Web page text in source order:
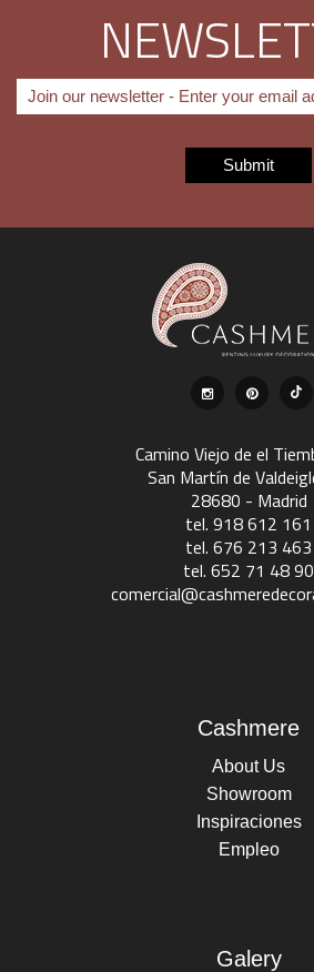
Camino Viejo de el
San Martín de
28680 - Madrid
tel. 918 612 161
tel. 676 213 463
tel. 652 71 48 90
Cashmere
About Us
Showroom
Inspiraciones
Empleo
Galery